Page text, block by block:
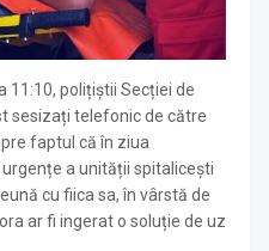
11:10, polițiștii Secției de
sesizați telefonic de către
faptul că în ziua
a unității spitalicești
cu fiica sa, în vârstă de
ar fi ingerat o soluție de uz